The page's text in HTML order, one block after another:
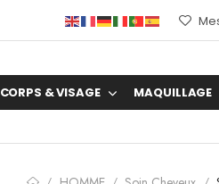
CORPS & VISAGE MAQUILLAGE